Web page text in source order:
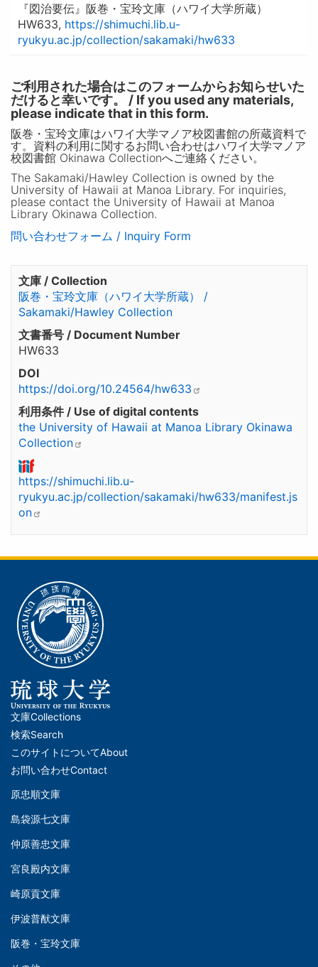
『図治要伝』阪巻・宝玲文庫（ハワイ大学所蔵）
HW633, https://shimuchi.lib.u-
ryukyu.ac.jp/collection/sakamaki/hw633
ご利用された場合はこのフォームからお知らせいた
だけると幸いです。 / If you used any materials,
please indicate that in this form.
阪巻・宝玲文庫はハワイ大学マノア校図書館の所蔵資料で
す。資料の利用に関するお問い合わせはハワイ大学マノア
校図書館 Okinawa Collectionへご連絡ください。
The Sakamaki/Hawley Collection is owned by the
University of Hawaii at Manoa Library. For inquiries,
please contact the University of Hawaii at Manoa
Library Okinawa Collection.
問い合わせフォーム / Inquiry Form
文庫 / Collection
阪巻・宝玲文庫（ハワイ大学所蔵） /
Sakamaki/Hawley Collection
文書番号 / Document Number
HW633
DOI
https://doi.org/10.24564/hw633
利用条件 / Use of digital contents
the University of Hawaii at Manoa Library Okinawa
Collection
https://shimuchi.lib.u-
ryukyu.ac.jp/collection/sakamaki/hw633/manifest.js
on
メ
イ
ン
ナ
ビ
ー
シ
ョ
ン
ッ
文庫Collections
検索Search
このサイトについてAbout
お問い合わせContact
文
(Left)
原忠順文庫
島袋源七文庫
仲原善忠文庫
文
(Middle)
宮良殿内文庫
崎原貢文庫
伊波普猷文庫
文
阪巻・宝玲文庫